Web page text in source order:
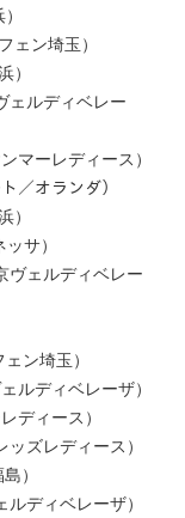
ン埼玉）
ルディベレー
ーレディース）
オランダ）
サ）
ェルディベレー
ン埼玉）
ディベレーザ）
ィース）
ズレディース）
）
ディベレーザ）